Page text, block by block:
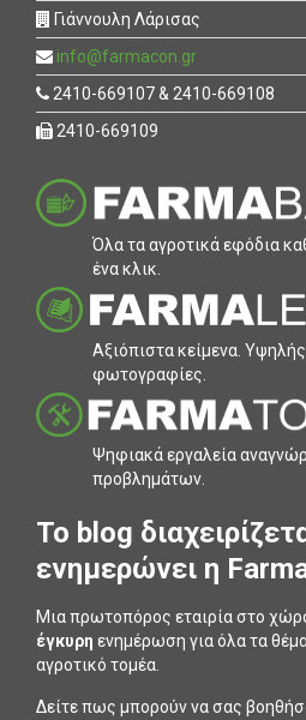
Γιάννουλη Λάρισας
info@farmacon.gr
2410-669107 & 2410-669108
2410-669109
Όλα τα αγροτικά εφόδια
ένα κλικ.
Αξιόπιστα κείµενα.
φωτογραφίες.
Ψηφιακά εργαλεία
προβληµάτων.
To blog
ενημερώνει η
Μια πρωτοπόρος εταιρία στο
έγκυρη ενημέρωση για όλα τα
αγροτικό τομέα.
Δείτε πως μπορούν να σας